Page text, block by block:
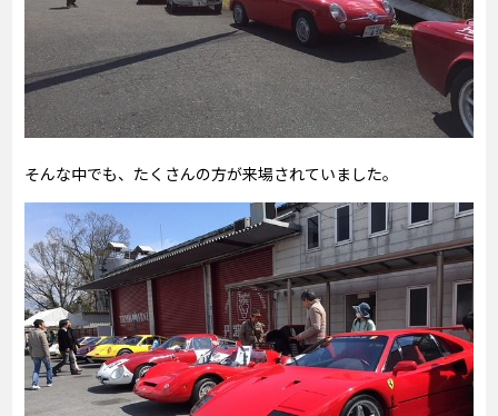
そんな中でも、たくさんの方が来場されていました。